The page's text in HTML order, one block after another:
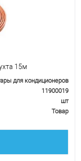
15м
для кондиционеров
11900019
шт
Товар